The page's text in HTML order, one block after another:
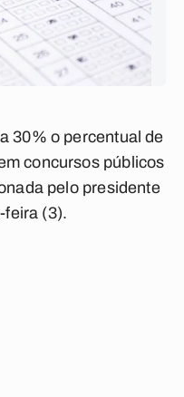
30% o percentual de
concursos públicos
pelo presidente
feira (3).